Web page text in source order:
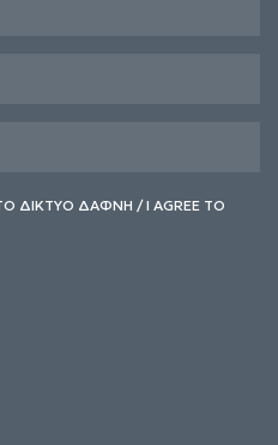
ΔΑΦΝΗ / I AGREE TO